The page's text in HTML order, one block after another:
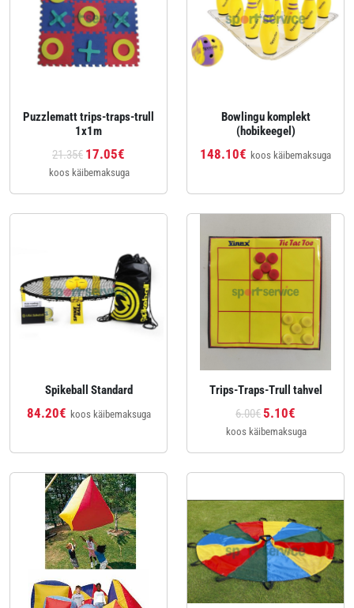
Puzzlematt trips-traps-trull
1x1m
21.35€ 17.05€
koos käibemaksuga
Bowlingu komplekt
(hobikeegel)
148.10€ koos käibemaksuga
Spikeball Standard
84.20€ koos käibemaksuga
Trips-Traps-Trull tahvel
6.00€5.10€
koos käibemaksuga